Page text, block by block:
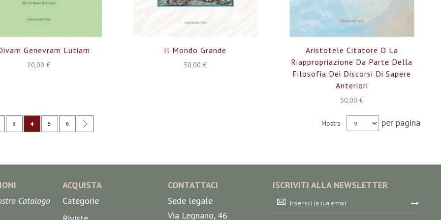
Genevram Lutiam
20,00 €
Il Mondo Grande
30,00 €
Aristotele Citatore O La
Riappropriazione Da Parte Della
Filosofia Dei Discorsi Di Sapere
Anteriori
50,00 €
Pagina
3 Attualmente stai leggendo la pagina
4 Pagina
5 Pagina
6 Mostra per pagina
Catalogo
ACQUISTA
Categorie
CONTATTACI
Sede legale
Via Legnano, 46
ISCRIVITI ALLA NEWSLETTER
Iscriviti
alla
nostra